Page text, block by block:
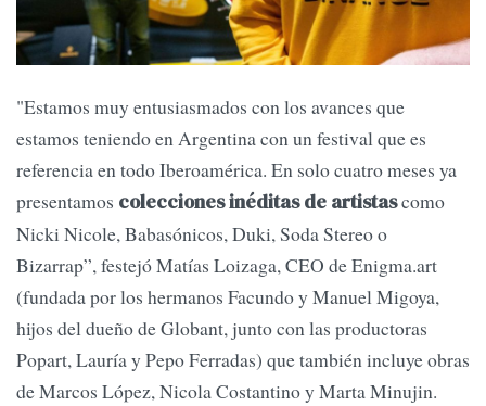
"Estamos muy entusiasmados con los avances que
estamos teniendo en Argentina con un festival que es
referencia en todo Iberoamérica. En solo cuatro meses ya
presentamos colecciones inéditas de artistascomo
Nicki Nicole, Babasónicos, Duki, Soda Stereo o
Bizarrap”, festejó Matías Loizaga, CEO de Enigma.art
(fundada por los hermanos Facundo y Manuel Migoya,
hijos del dueño de Globant, junto con las productoras
Popart, Lauría y Pepo Ferradas) que también incluye obras
de Marcos López, Nicola Costantino y Marta Minujin.